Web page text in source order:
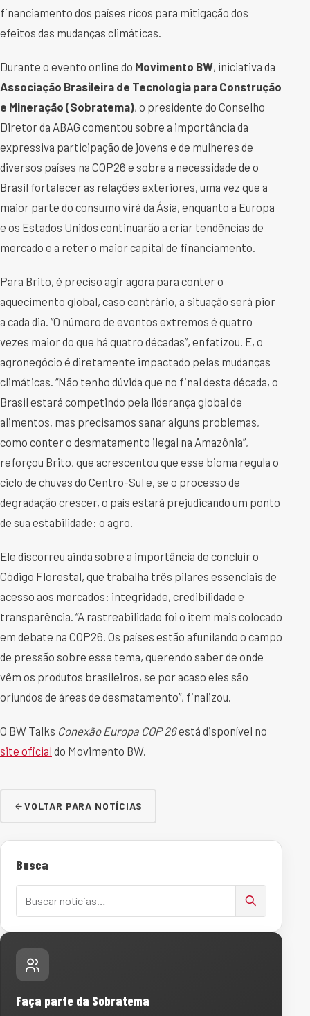
financiamento dos países ricos para mitigação dos
efeitos das mudanças climáticas.
Durante o evento online do Movimento BW, iniciativa da
Associação Brasileira de Tecnologia para Construção
e Mineração (Sobratema), o presidente do Conselho
Diretor da ABAG comentou sobre a importância da
expressiva participação de jovens e de mulheres de
diversos países na COP26 e sobre a necessidade de o
Brasil fortalecer as relações exteriores, uma vez que a
maior parte do consumo virá da Ásia, enquanto a Europa
e os Estados Unidos continuarão a criar tendências de
mercado e a reter o maior capital de financiamento.
Para Brito, é preciso agir agora para conter o
aquecimento global, caso contrário, a situação será pior
a cada dia. “O número de eventos extremos é quatro
vezes maior do que há quatro décadas”, enfatizou. E, o
agronegócio é diretamente impactado pelas mudanças
climáticas. “Não tenho dúvida que no final desta década, o
Brasil estará competindo pela liderança global de
alimentos, mas precisamos sanar alguns problemas,
como conter o desmatamento ilegal na Amazônia”,
reforçou Brito, que acrescentou que esse bioma regula o
ciclo de chuvas do Centro-Sul e, se o processo de
degradação crescer, o país estará prejudicando um ponto
de sua estabilidade: o agro.
Ele discorreu ainda sobre a importância de concluir o
Código Florestal, que trabalha três pilares essenciais de
acesso aos mercados: integridade, credibilidade e
transparência. “A rastreabilidade foi o item mais colocado
em debate na COP26. Os países estão afunilando o campo
de pressão sobre esse tema, querendo saber de onde
vêm os produtos brasileiros, se por acaso eles são
oriundos de áreas de desmatamento”, finalizou.
O BW Talks Conexão Europa COP 26está disponível no
site oficial do Movimento BW.
VOLTAR PARA NOTÍCIAS
Busca
Faça parte da Sobratema